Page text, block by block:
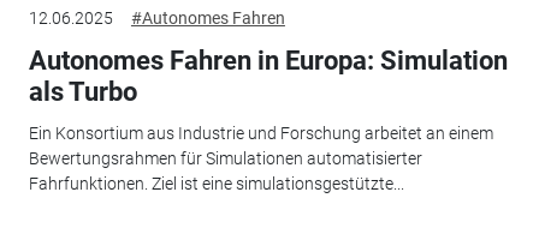
12.06.2025 #Autonomes Fahren
Autonomes Fahren in Europa: Simulation
als Turbo
Ein Konsortium aus Industrie und Forschung arbeitet an einem
Bewertungsrahmen für Simulationen automatisierter
Fahrfunktionen. Ziel ist eine simulationsgestützte...